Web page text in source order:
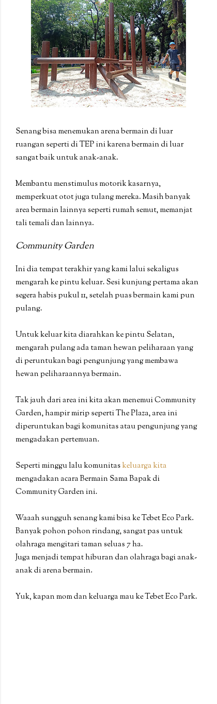
Senang bisa menemukan arena bermain di luar
ruangan seperti di TEP ini karena bermain di luar
sangat baik untuk anak-anak.
Membantu menstimulus motorik kasarnya,
memperkuat otot juga tulang mereka. Masih banyak
area bermain lainnya seperti rumah semut, memanjat
tali temali dan lainnya.
Community Garden
Ini dia tempat terakhir yang kami lalui sekaligus
mengarah ke pintu keluar. Sesi kunjung pertama akan
segera habis pukul 11, setelah puas bermain kami pun
pulang.
Untuk keluar kita diarahkan ke pintu Selatan,
mengarah pulang ada taman hewan peliharaan yang
di peruntukan bagi pengunjung yang membawa
hewan peliharaannya bermain.
Tak jauh dari area ini kita akan menemui Community
Garden, hampir mirip seperti The Plaza, area ini
diperuntukan bagi komunitas atau pengunjung yang
mengadakan pertemuan.
Seperti minggu lalu komunitas keluarga kita
mengadakan acara Bermain Sama Bapak di
Community Garden ini.
Waaah sungguh senang kami bisa ke Tebet Eco Park.
Banyak pohon pohon rindang, sangat pas untuk
olahraga mengitari taman seluas 7 ha.
Juga menjadi tempat hiburan dan olahraga bagi anak-
anak di arena bermain.
Yuk, kapan mom dan keluarga mau ke Tebet Eco Park.